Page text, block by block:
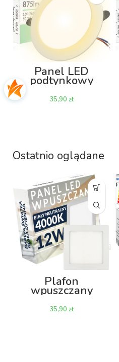
Panel LED
podtynkowy
wpuszczany
PAWPKO 12W
zł
Ostatnio oglądane
Plafon
wpuszczany
PAWPKO 12W
4000K 170mm –
zł